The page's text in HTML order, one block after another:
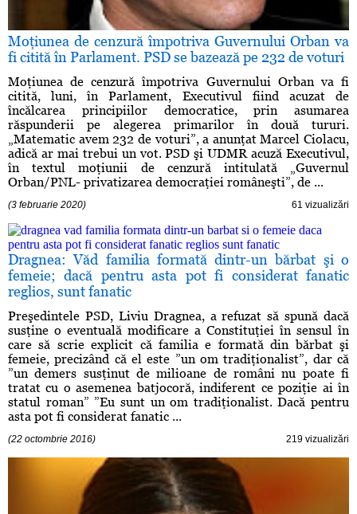
Moţiunea de cenzură împotriva Guvernului Orban va
fi citită în Parlament. PSD se bazează pe 232 de voturi
Moţiunea de cenzură împotriva Guvernului Orban va fi
citită, luni, în Parlament, Executivul fiind acuzat de
încălcarea principiilor democratice, prin asumarea
răspunderii pe alegerea primarilor în două tururi.
„Matematic avem 232 de voturi”, a anunţat Marcel Ciolacu,
adică ar mai trebui un vot. PSD şi UDMR acuză Executivul,
în textul moţiunii de cenzură intitulată „Guvernul
Orban/PNL- privatizarea democraţiei româneşti”, de ...
(3 februarie 2020) 61 vizualizări
Dragnea: Văd familia formată dintr-un bărbat şi o
femeie; dacă pentru asta pot fi considerat fanatic
reglios, sunt fanatic
Preşedintele PSD, Liviu Dragnea, a refuzat să spună dacă
susţine o eventuală modificare a Constituţiei în sensul în
care să scrie explicit că familia e formată din bărbat şi
femeie, precizând că el este ”un om tradiţionalist”, dar că
”un demers susţinut de milioane de români nu poate fi
tratat cu o asemenea batjocoră, indiferent ce poziţie ai în
statul roman” ”Eu sunt un om tradiţionalist. Dacă pentru
asta pot fi considerat fanatic ...
(22 octombrie 2016) 219 vizualizări